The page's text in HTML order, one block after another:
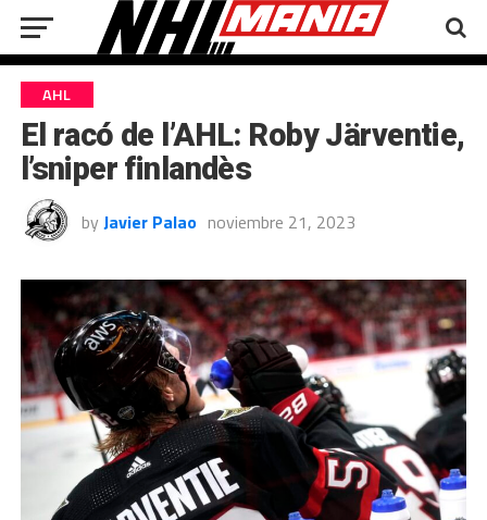
AHL
El racó de l’AHL: Roby Järventie,
l’sniper finlandès
by Javier Palao noviembre 21, 2023